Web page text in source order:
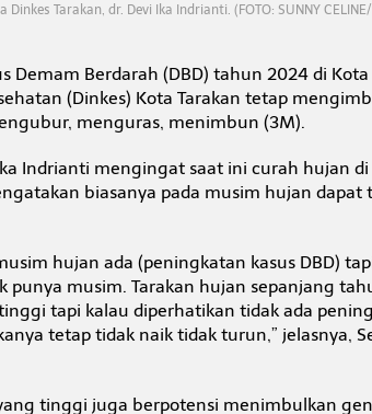
Dinkes Tarakan, dr. Devi Ika Indrianti. (FOTO: SUNNY CELINE/
Demam Berdarah (DBD) tahun 2024 di Kota
(Dinkes) Kota Tarakan tetap
menguras, menimbun (3M).
Indrianti mengingat saat ini curah hujan di
biasanya pada musim hujan dapat
hujan ada (peningkatan kasus DBD)
punya musim. Tarakan hujan sepanjang
tapi kalau diperhatikan tidak ada
tetap tidak naik tidak turun,” jelasnya,
tinggi juga berpotensi menimbulkan